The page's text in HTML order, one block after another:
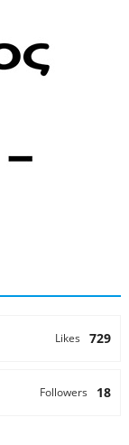
729
Likes
18
Followers